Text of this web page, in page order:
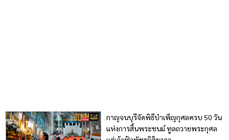
กาญจนบุรีจัดพิธีบำเพ็ญกุศลครบ 50 วัน
แห่งการสิ้นพระชนม์ ทูลถวายพระกุศล